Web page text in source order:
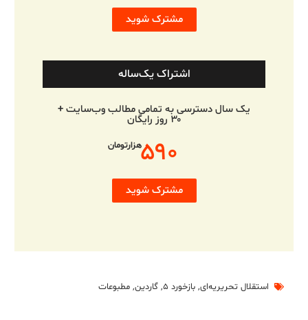
مشترک شوید
اشتراک یک‌ساله
یک سال دسترسی به تمامی مطالب وب‌سایت +
۳۰ روز رایگان
۵۹۰هزارتومان
مشترک شوید
استقلال تحریریه‌ای, بازخورد ۵ , گاردین, مطبوعات